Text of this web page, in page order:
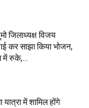
जिलाध्यक्ष विजय
कर साझा किया भोजन,
रुके,...
में शामिल होंगे